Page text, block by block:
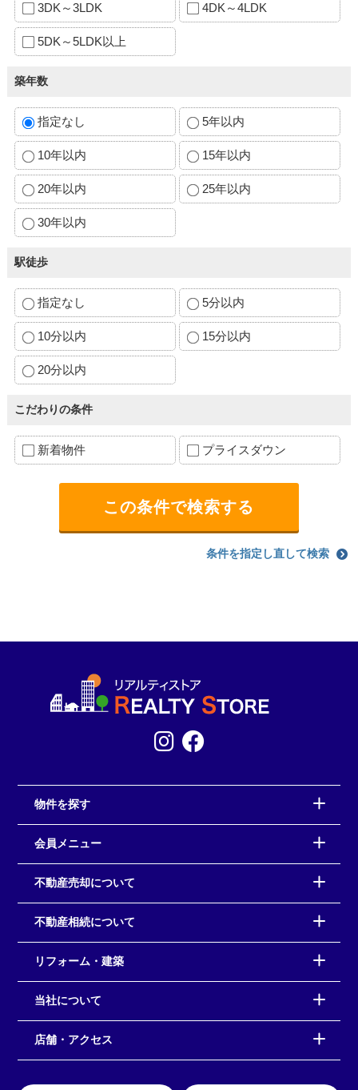
3DK～3LDK 4DK～4LDK
5DK～5LDK以上
築年数
指定なし 5年以内
10年以内 15年以内
20年以内 25年以内
30年以内
駅徒歩
指定なし 5分以内
10分以内 15分以内
20分以内
こだわりの条件
新着物件 プライスダウン
条件を指定し直して検索
物件を探す
会員メニュー
不動産売却について
不動産相続について
リフォーム・建築
当社について
店舗・アクセス